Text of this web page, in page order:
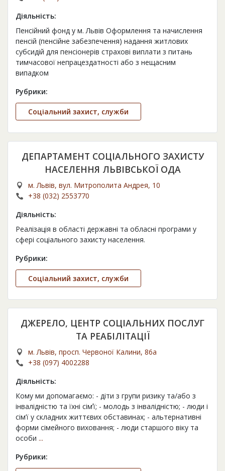
Діяльність:
Пенсійний фонд у м. Львів Оформлення та начислення
пенсій (пенсійне забезпечення) надання житлових
субсидій для пенсіонерів страхові виплати з питань
тимчасової непрацездатності або з нещасним
випадком
Рубрики:
Соціальний захист, служби
ДЕПАРТАМЕНТ СОЦІАЛЬНОГО ЗАХИСТУ
НАСЕЛЕННЯ ЛЬВІВСЬКОЇ ОДА
м. Львів, вул. Митрополита Андрея, 10
+38 (032) 2553770
Діяльність:
Реалізація в області державні та обласні програми у
сфері соціального захисту населення.
Рубрики:
Соціальний захист, служби
ДЖЕРЕЛО, ЦЕНТР СОЦІАЛЬНИХ ПОСЛУГ
ТА РЕАБІЛІТАЦІЇ
м. Львів, просп. Червоної Калини, 86а
+38 (097) 4002288
Діяльність:
Кому ми допомагаємо: - діти з групи ризику та/або з
інвалідністю та їхні сімʼї; - молодь з інвалідністю; - люди і
сім’ї у складних життєвих обставинах; - альтернативні
форми сімейного виховання; - люди старшого віку та
особи ...
Рубрики: